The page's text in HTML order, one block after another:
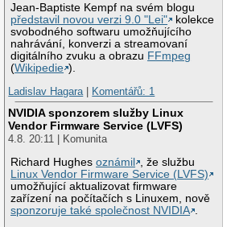
Jean-Baptiste Kempf na svém blogu
představil novou verzi 9.0 "Lei"
kolekce
svobodného softwaru umožňujícího
nahrávání, konverzi a streamovaní
digitálního zvuku a obrazu FFmpeg
(Wikipedie ).
Ladislav Hagara| Komentářů: 1
NVIDIA sponzorem služby Linux
Vendor Firmware Service (LVFS)
4.8. 20:11 | Komunita
Richard Hughesoznámil
, že službu
Linux Vendor Firmware Service (LVFS)
umožňující aktualizovat firmware
zařízení na počítačích s Linuxem, nově
sponzoruje také společnost NVIDIA